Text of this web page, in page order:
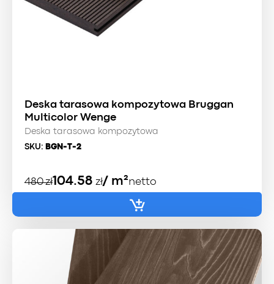
Deska tarasowa kompozytowa Bruggan
Multicolor Wenge
Deska tarasowa kompozytowa
SKU: BGN-T-2
480zł
Pierwotna
cena
104.58 zł
Aktualna
cena
/ m²netto